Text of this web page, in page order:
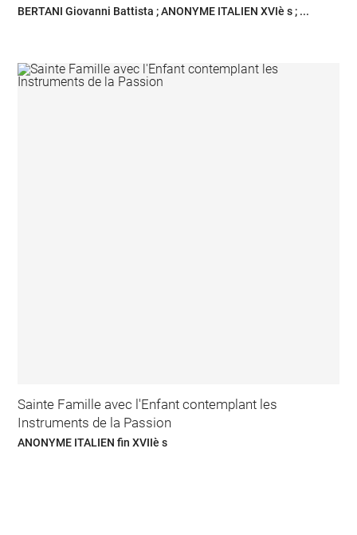
BERTANI Giovanni Battista ; ANONYME ITALIEN XVIè s ; ...
Sainte Famille avec l'Enfant contemplant les
Instruments de la Passion
ANONYME ITALIEN fin XVIIè s